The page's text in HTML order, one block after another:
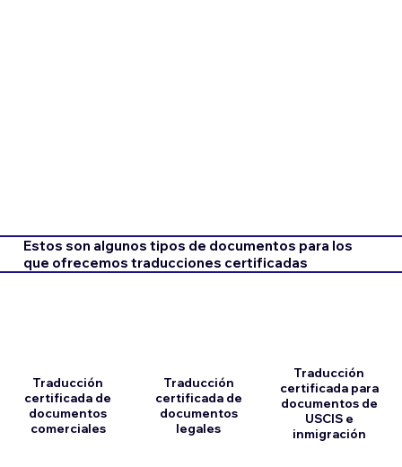
Estos son algunos tipos de documentos para los
que ofrecemos traducciones certificadas
Traducción
certificada de
documentos
comerciales
Traducción
certificada de
documentos
legales
Traducción
certificada para
documentos de
USCIS e
inmigración